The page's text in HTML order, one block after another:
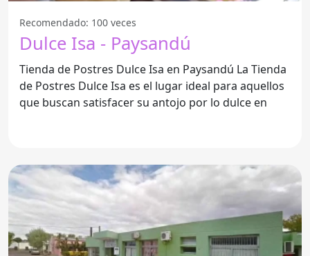
Recomendado: 100 veces
Dulce Isa - Paysandú
Tienda de Postres Dulce Isa en Paysandú La Tienda
de Postres Dulce Isa es el lugar ideal para aquellos
que buscan satisfacer su antojo por lo dulce en